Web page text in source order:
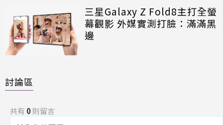
三星Galaxy Z Fold8主打全螢
幕觀影 外媒實測打臉：滿滿黑
邊
討論區
共有 0則留言